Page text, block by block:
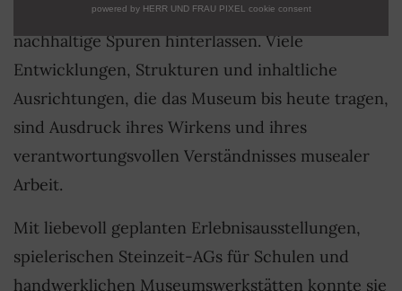
ihre Verbundenheit mit dem Museum haben
nachhaltige Spuren hinterlassen. Viele
Entwicklungen, Strukturen und inhaltliche
Ausrichtungen, die das Museum bis heute tragen,
sind Ausdruck ihres Wirkens und ihres
verantwortungsvollen Verständnisses musealer
Arbeit.
Mit liebevoll geplanten Erlebnisausstellungen,
spielerischen Steinzeit-AGs für Schulen und
handwerklichen Museumswerkstätten konnte sie
powered by HERR UND FRAU PIXEL cookie consent